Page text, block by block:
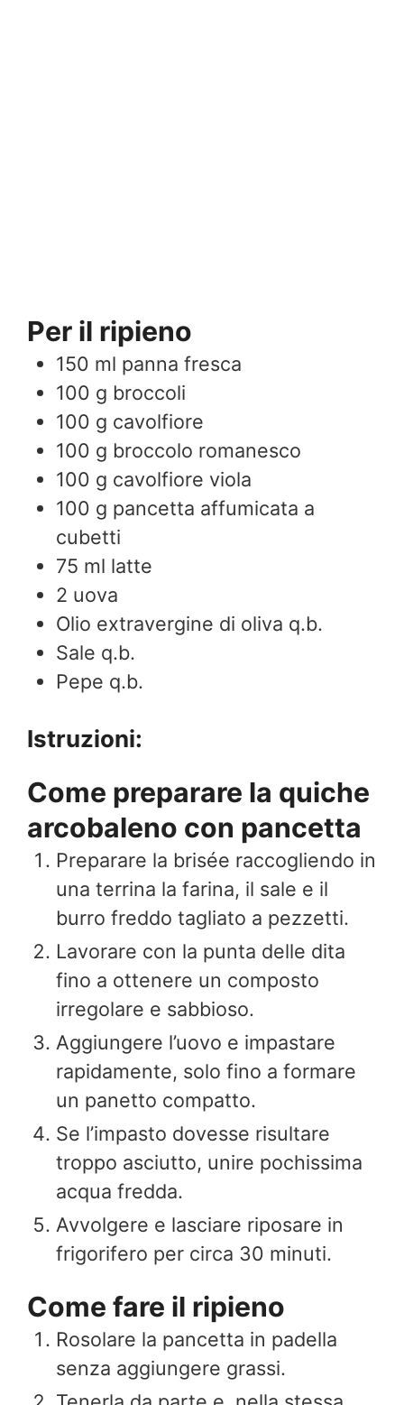
Per il ripieno
150 ml panna fresca
100 g broccoli
100 g cavolfiore
100 g broccolo romanesco
100 g cavolfiore viola
100 g pancetta affumicata a
cubetti
75 ml latte
2 uova
Olio extravergine di oliva q.b.
Sale q.b.
Pepe q.b.
Istruzioni:
Come preparare la quiche
arcobaleno con pancetta
Preparare la brisée raccogliendo in
una terrina la farina, il sale e il
burro freddo tagliato a pezzetti.
Lavorare con la punta delle dita
fino a ottenere un composto
irregolare e sabbioso.
Aggiungere l’uovo e impastare
rapidamente, solo fino a formare
un panetto compatto.
Se l’impasto dovesse risultare
troppo asciutto, unire pochissima
acqua fredda.
Avvolgere e lasciare riposare in
frigorifero per circa 30 minuti.
Come fare il ripieno
Rosolare la pancetta in padella
senza aggiungere grassi.